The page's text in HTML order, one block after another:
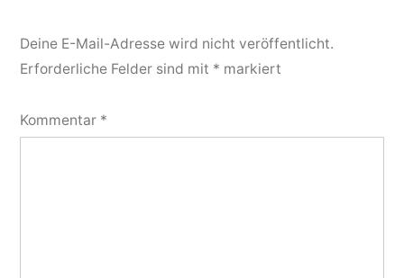
Deine E-Mail-Adresse wird nicht veröffentlicht.
Erforderliche Felder sind mit * markiert
Kommentar *